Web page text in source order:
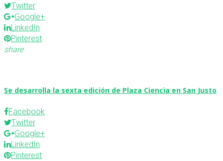
Twitter
Google+
LinkedIn
Pinterest
share
Se desarrolla la sexta edición de Plaza Ciencia en San Justo
Facebook
Twitter
Google+
LinkedIn
Pinterest